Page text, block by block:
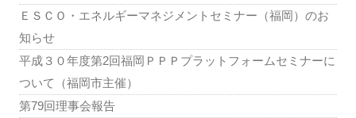
ＥＳＣＯ・エネルギーマネジメントセミナー（福岡）のお
知らせ
平成３０年度第2回福岡ＰＰＰプラットフォームセミナーに
ついて（福岡市主催）
第79回理事会報告